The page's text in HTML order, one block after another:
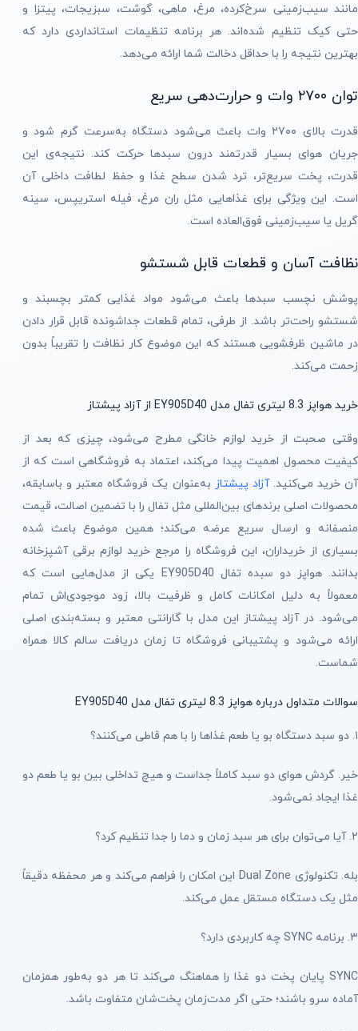
مانند سیب‌زمینی سرخ‌کرده، مرغ، ماهی، گوشت، سبزیجات، پیتزا و
حتی کیک تنظیم شده‌اند. هر برنامه تنظیمات استانداردی دارد که
بهترین نتیجه را با حداقل دخالت شما ارائه می‌دهد.
توان ۲۷۰۰ وات و حرارت‌دهی سریع
قدرت بالای ۲۷۰۰ وات باعث می‌شود دستگاه به‌سرعت گرم شود و
جریان هوای بسیار قدرتمند درون سبدها حرکت کند. نتیجه‌ی این
قدرت، پخت سریع‌تر، ترد شدن سطح غذا و حفظ لطافت داخلی آن
است. این ویژگی برای غذاهایی مثل ران مرغ، فیله استریپس، سینه
گریل یا سیب‌زمینی فوق‌العاده است.
نظافت آسان و قطعات قابل شستشو
پوشش نچسب سبدها باعث می‌شود مواد غذایی کمتر بچسبند و
شستشو راحت‌تر باشد. از طرفی، تمام قطعات جداشونده قابل قرار دادن
در ماشین ظرفشویی هستند که این موضوع کار نظافت را تقریباً بدون
زحمت می‌کند.
خرید هواپز 8.3 لیتری تفال مدل EY905D40 از آزاد پیشتاز
وقتی صحبت از خرید لوازم خانگی مطرح می‌شود، چیزی که بعد از
کیفیت محصول اهمیت پیدا می‌کند، اعتماد به فروشگاهی است که از
آن خرید می‌کنید.آزاد پیشتاز به‌عنوان یک فروشگاه معتبر و باسابقه،
محصولات اصلی برندهای بین‌المللی مثل تفال را با تضمین اصالت، قیمت
منصفانه و ارسال سریع عرضه می‌کند؛ همین موضوع باعث شده
بسیاری از خریداران، این فروشگاه را مرجع خرید لوازم برقی آشپزخانه
بدانند. هواپز دو سبده تفال EY905D40 یکی از مدل‌هایی است که
معمولاً به دلیل امکانات کامل و ظرفیت بالا، زود موجودی‌اش تمام
می‌شود. در آزاد پیشتاز این مدل با گارانتی معتبر و بسته‌بندی اصلی
ارائه می‌شود و پشتیبانی فروشگاه تا زمان دریافت سالم کالا همراه
شماست.
سوالات متداول درباره هواپز 8.3 لیتری تفال مدل EY905D40
۱. دو سبد دستگاه بو یا طعم غذاها را با هم قاطی می‌کنند؟
خیر. گردش هوای دو سبد کاملاً جداست و هیچ تداخلی بین بو یا طعم دو
غذا ایجاد نمی‌شود.
۲. آیا می‌توان برای هر سبد زمان و دما را جدا تنظیم کرد؟
بله. تکنولوژی Dual Zone این امکان را فراهم می‌کند و هر محفظه دقیقاً
مثل یک دستگاه مستقل عمل می‌کند.
۳. برنامه SYNC چه کاربردی دارد؟
SYNC پایان پخت دو غذا را هماهنگ می‌کند تا هر دو به‌طور همزمان
آماده سرو باشند؛ حتی اگر مدت‌زمان پخت‌شان متفاوت باشد.